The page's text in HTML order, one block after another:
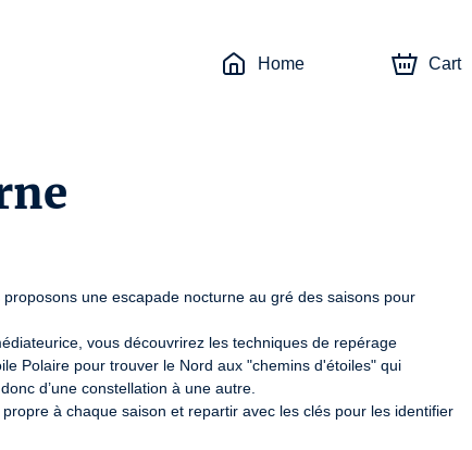
Home Cart
une escapade nocturne au gré des saisons pour
vous découvrirez les techniques de repérage
Polaire pour trouver le Nord aux "chemins d'étoiles" qui
d’une constellation à une autre.
à chaque saison et repartir avec les clés pour les identifier